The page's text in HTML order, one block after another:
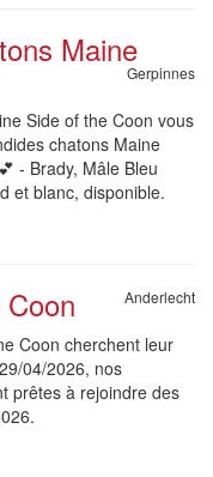
Maine
Gerpinnes
Side of the Coon vous
chatons Maine
- Brady, Mâle Bleu
et blanc, disponible.
Anderlecht
Coon cherchent leur
04/2026, nos
prêtes à rejoindre des